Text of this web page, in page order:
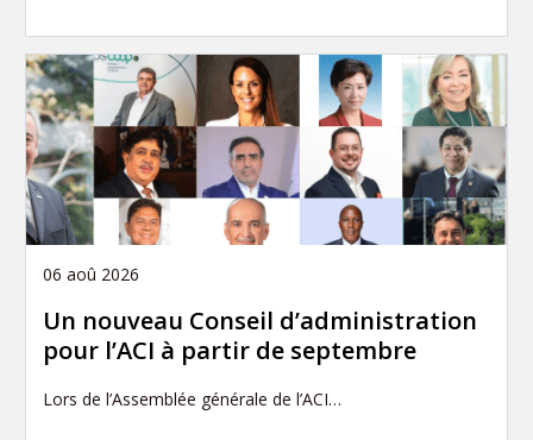
06 aoû 2026
Un nouveau Conseil d’administration
pour l’ACI à partir de septembre
Lors de l’Assemblée générale de l’ACI…